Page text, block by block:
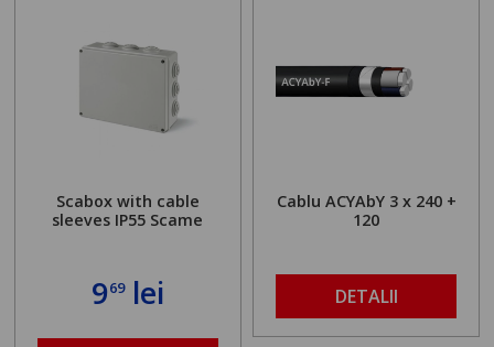
Scabox with cable
sleeves IP55 Scame
969lei
Cablu ACYAbY 3 x 240 +
120
DETALII